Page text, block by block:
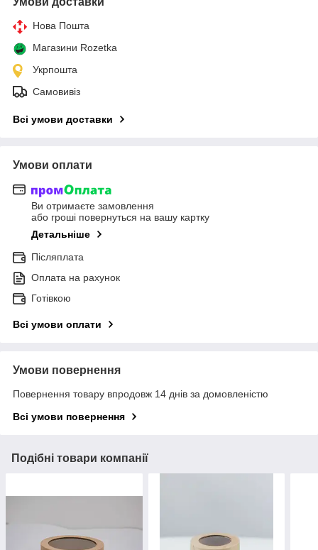
Нова Пошта
Магазини Rozetka
Укрпошта
Самовивіз
Всі умови доставки
Умови оплати
Ви отримаєте замовлення
або гроші повернуться на вашу картку
Детальніше
Післяплата
Оплата на рахунок
Готівкою
Всі умови оплати
Умови повернення
Повернення товару впродовж 14 днів за домовленістю
Всі умови повернення
Подібні товари компанії